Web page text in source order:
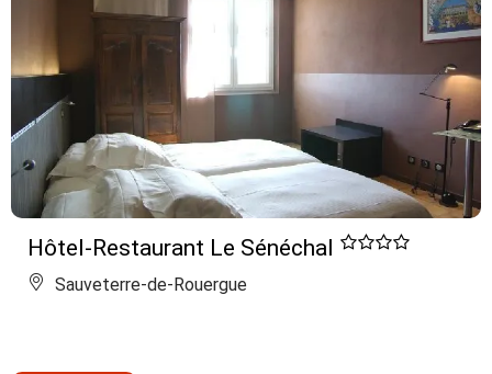
Hôtel-Restaurant Le Sénéchal
Sauveterre-de-Rouergue